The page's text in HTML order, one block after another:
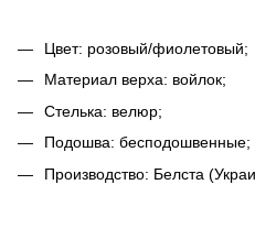
Цвет: розовый/фиолетовый;
Материал верха: войлок;
Стелька: велюр;
Подошва: бесподошвенные;
Производство: Белста